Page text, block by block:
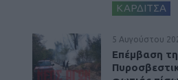
ΚΑΡΔΙΤΣΑ
5 Αυγούστου
Επέμβαση